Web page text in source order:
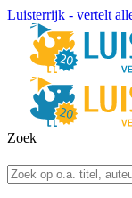
Luisterrijk - vertelt
Zoek